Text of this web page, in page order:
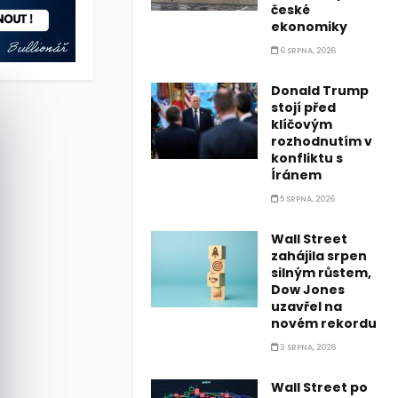
české
ekonomiky
6 SRPNA, 2026
Donald Trump
stojí před
klíčovým
rozhodnutím v
konfliktu s
Íránem
5 SRPNA, 2026
Wall Street
zahájila srpen
silným růstem,
Dow Jones
uzavřel na
novém rekordu
3 SRPNA, 2026
Wall Street po